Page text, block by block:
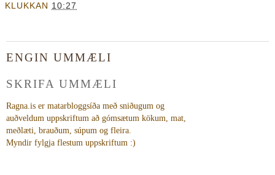
KLUKKAN 10:27
ENGIN UMMÆLI
SKRIFA UMMÆLI
Ragna.is er matarbloggsíða með sniðugum og
auðveldum uppskriftum að gómsætum kökum, mat,
meðlæti, brauðum, súpum og fleira.
Myndir fylgja flestum uppskriftum :)